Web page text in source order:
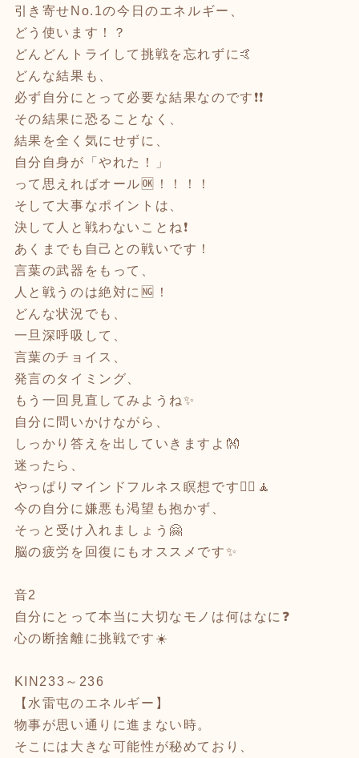
引き寄せNo.1の今日のエネルギー、
どう使います！？
どんどんトライして挑戦を忘れずに🤙
どんな結果も、
必ず自分にとって必要な結果なのです❗️❗️
その結果に恐ることなく、
結果を全く気にせずに、
自分自身が「やれた！」
って思えればオール🆗！！！！
そして大事なポイントは、
決して人と戦わないことね❗️
あくまでも自己との戦いです！
言葉の武器をもって、
人と戦うのは絶対に🆖！
どんな状況でも、
一旦深呼吸して、
言葉のチョイス、
発言のタイミング、
もう一回見直してみようね✨
自分に問いかけながら、
しっかり答えを出していきますよ👐
迷ったら、
やっぱりマインドフルネス瞑想です🧘‍♀️🧘
今の自分に嫌悪も渇望も抱かず、
そっと受け入れましょう🤗
脳の疲労を回復にもオススメです✨
音2
自分にとって本当に大切なモノは何はなに❓
心の断捨離に挑戦です☀️
KIN233～236
【水雷屯のエネルギー】
物事が思い通りに進まない時。
そこには大きな可能性が秘めており、